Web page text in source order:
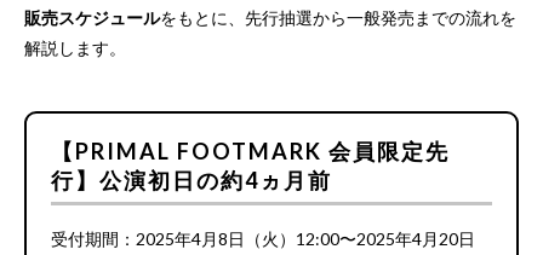
販売スケジュールをもとに、先行抽選から一般発売までの流れを
解説します。
【PRIMAL FOOTMARK 会員限定先
行】公演初日の約4ヵ月前
受付期間：2025年4月8日（火）12:00〜2025年4月20日